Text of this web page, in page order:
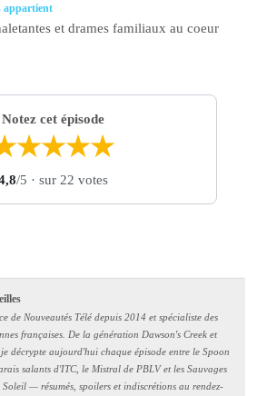
appartient
et drames familiaux au coeur
Notez cet épisode
★★★★
/5 · sur 22 votes
de Nouveautés Télé depuis 2014 et spécialiste des
françaises. De la génération Dawson's Creek et
décrypte aujourd'hui chaque épisode entre le Spoon
salants d'ITC, le Mistral de PBLV et les Sauvages
— résumés, spoilers et indiscrétions au rendez-